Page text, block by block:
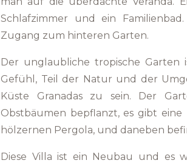
Schlafzimmer und ein
Zugang zum hinteren Garten.
Der unglaubliche tropische
Gefühl, Teil der Natur und der
Küste Granadas zu sein. Der
Obstbäumen bepflanzt, es gibt
hölzernen Pergola, und daneben
Diese Villa ist ein Neubau und es